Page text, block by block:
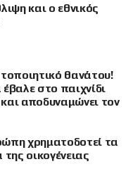
και ο εθνικός
θανάτου!
στο παιχνίδι
αποδυναμώνει τον
χρηματοδοτεί τα
οικογένειας